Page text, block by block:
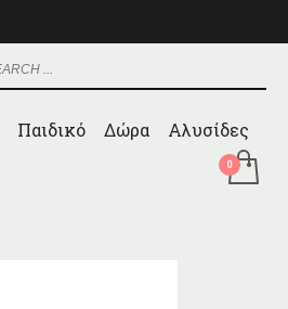
Παιδικό Δώρα Αλυσίδες